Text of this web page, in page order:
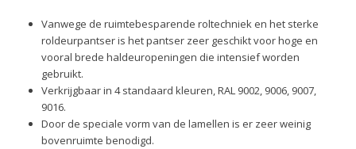
Vanwege de ruimtebesparende roltechniek en het sterke
roldeurpantser is het pantser zeer geschikt voor hoge en
vooral brede haldeuropeningen die intensief worden
gebruikt.
Verkrijgbaar in 4 standaard kleuren, RAL 9002, 9006, 9007,
9016.
Door de speciale vorm van de lamellen is er zeer weinig
bovenruimte benodigd.